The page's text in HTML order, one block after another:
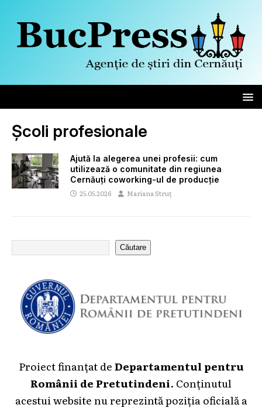
Școli profesionale
Ajută la alegerea unei profesii: cum
utilizează o comunitate din regiunea
Cernăuți coworking-ul de producție
25.05.2026 Mariana Struț
Căutare
Proiect finanțat deDepartamentul pentru
Românii de Pretutindeni. Conținutul
acestui website nu reprezintă poziția oficială a